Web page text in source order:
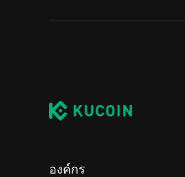
องค์กร